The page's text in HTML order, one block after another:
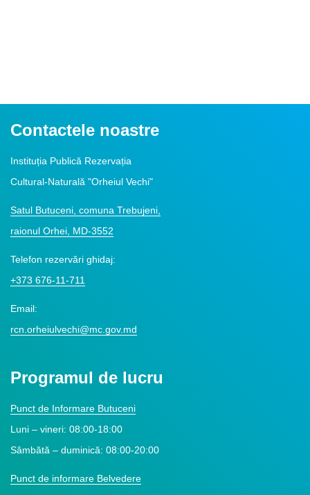
Contactele noastre
Instituția Publică Rezervația
Cultural-Naturală "Orheiul Vechi"
Satul Butuceni, comuna Trebujeni,
raionul Orhei, MD-3552
Telefon rezervări ghidaj:
+373 676-11-711
Email:
rcn.orheiulvechi@mc.gov.md
Programul de lucru
Punct de Informare Butuceni
Luni – vineri: 08:00-18:00
Sâmbătă – duminică: 08:00-20:00
Punct de informare Belvedere